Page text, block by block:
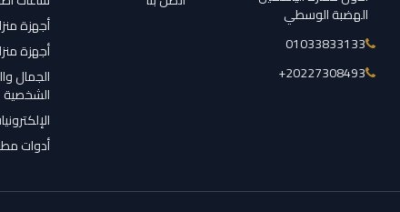
الهضبة الوسطي
01033833133
‎+20227308493
أجهزة
أجهزة
الجمال
الشخصية
أدوات